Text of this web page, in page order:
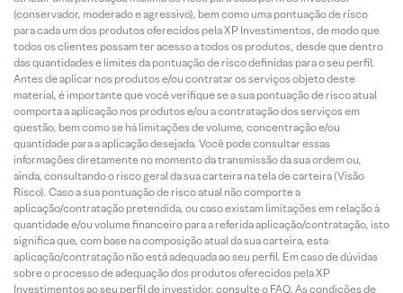
(conservador, moderado e agressivo), bem como uma pontuação de risco
para cada um dos produtos oferecidos pela XP Investimentos, de modo que
todos os clientes possam ter acesso a todos os produtos, desde que dentro
das quantidades e limites da pontuação de risco definidas para o seu perfil.
Antes de aplicar nos produtos e/ou contratar os serviços objeto deste
material, é importante que você verifique se a sua pontuação de risco atual
comporta a aplicação nos produtos e/ou a contratação dos serviços em
questão, bem como se há limitações de volume, concentração e/ou
quantidade para a aplicação desejada. Você pode consultar essas
informações diretamente no momento da transmissão da sua ordem ou,
ainda, consultando o risco geral da sua carteira na tela de carteira (Visão
Risco). Caso a sua pontuação de risco atual não comporte a
aplicação/contratação pretendida, ou caso existam limitações em relação à
quantidade e/ou volume financeiro para a referida aplicação/contratação, isto
significa que, com base na composição atual da sua carteira, esta
aplicação/contratação não está adequada ao seu perfil. Em caso de dúvidas
sobre o processo de adequação dos produtos oferecidos pela XP
Investimentos ao seu perfil de investidor, consulte o FAQ. As condições de